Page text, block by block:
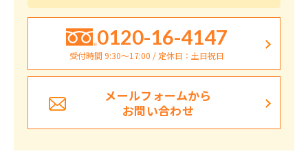
0120-16-4147
受付時間 9:30〜17:00 / 定休日：土日祝日
メールフォームから
お問い合わせ